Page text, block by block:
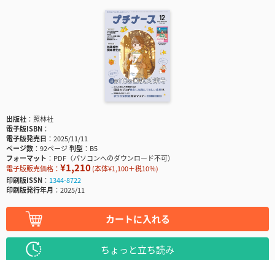
出版社
照林社
電子版ISBN
電子版発売日
2025/11/11
ページ数
92ページ判型
B5
フォーマット
PDF（パソコンへのダウンロード不可）
電子版販売価格： ¥1,210(本体¥1,100＋税10％)
印刷版ISSN
1344-8722
印刷版発行年月
2025/11
カートに入れる
ちょっと立ち読み